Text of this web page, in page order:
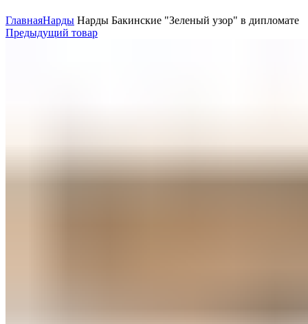
ГлавнаяНарды Нарды Бакинские "Зеленый узор" в дипломате
Предыдущий товар